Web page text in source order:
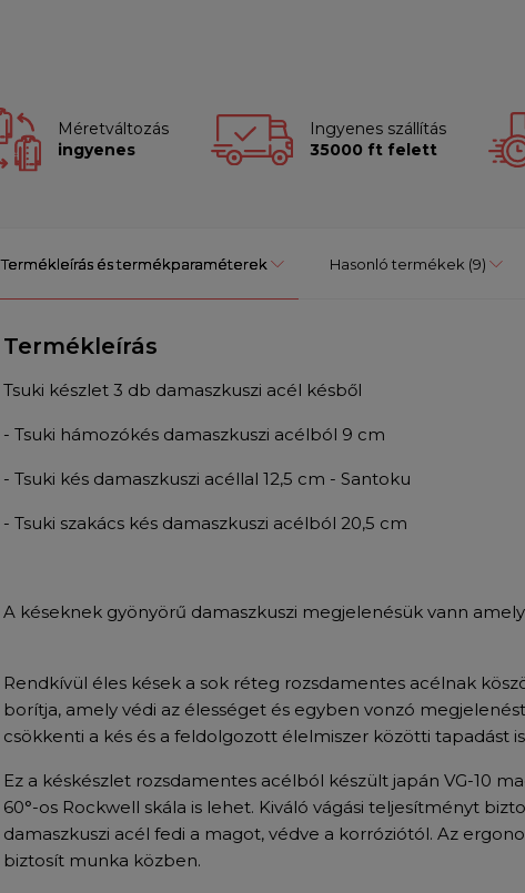
Méretváltozás
ingyenes
Ingyenes szállítás
35000 ft felett
Termékleírás és termékparaméterek Hasonló termékek (9)
Termékleírás
Tsuki készlet 3 db damaszkuszi acél késből
- Tsuki hámozókés damaszkuszi acélból 9 cm
- Tsuki kés damaszkuszi acéllal 12,5 cm - Santoku
- Tsuki szakács kés damaszkuszi acélból 20,5 cm
A késeknek gyönyörű damaszkuszi megjelenésük vann
Rendkívül éles kések a sok réteg rozsdamentes acélnak
borítja, amely védi az élességet és egyben vonzó
csökkenti a kés és a feldolgozott élelmiszer közötti tapadást
Ez a késkészlet rozsdamentes acélból készült japán VG-10
60°-os Rockwell skála is lehet. Kiváló vágási teljesítményt
damaszkuszi acél fedi a magot, védve a korróziótól. Az
biztosít munka közben.